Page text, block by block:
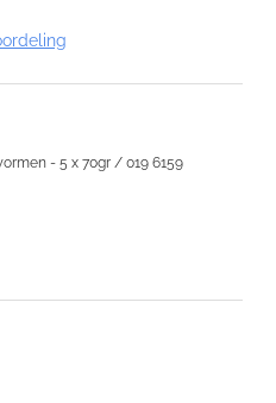
vertaald!
- 5 x 70gr / 019 6159